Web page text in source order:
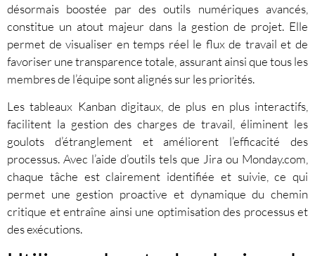
désormais boostée par des outils numériques avancés,
constitue un atout majeur dans la gestion de projet. Elle
permet de visualiser en temps réel le flux de travail et de
favoriser une transparence totale, assurant ainsi que tous les
membres de l’équipe sont alignés sur les priorités.
Les tableaux Kanban digitaux, de plus en plus interactifs,
facilitent la gestion des charges de travail, éliminent les
goulots d’étranglement et améliorent l’efficacité des
processus. Avec l’aide d’outils tels que Jira ou Monday.com,
chaque tâche est clairement identifiée et suivie, ce qui
permet une gestion proactive et dynamique du chemin
critique et entraîne ainsi une optimisation des processus et
des exécutions.